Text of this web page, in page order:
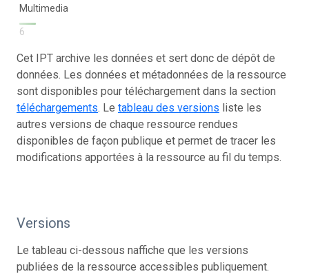
Multimedia
6
Cet IPT archive les données et sert donc de dépôt de
données. Les données et métadonnées de la ressource
sont disponibles pour téléchargement dans la section
téléchargements. Le tableau des versions liste les
autres versions de chaque ressource rendues
disponibles de façon publique et permet de tracer les
modifications apportées à la ressource au fil du temps.
Versions
Le tableau ci-dessous naffiche que les versions
publiées de la ressource accessibles publiquement.